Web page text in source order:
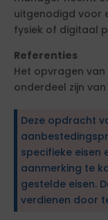
uitgenodigd voor
fysiek of digitaal
Referenties
Het opvragen
onderdeel zijn
Deze opdracht
specifieke eisen
aanmerking te
gestelde eisen.
verdienen door